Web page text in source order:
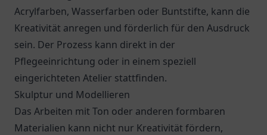
Acrylfarben, Wasserfarben oder Buntstifte, kann die
Kreativität anregen und förderlich für den Ausdruck
sein. Der Prozess kann direkt in der
Pflegeeinrichtung oder in einem speziell
eingerichteten Atelier stattfinden.
Skulptur und Modellieren
Das Arbeiten mit Ton oder anderen formbaren
Materialien kann nicht nur Kreativität fördern,